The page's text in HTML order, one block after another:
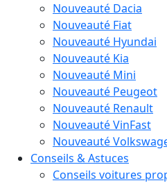
Nouveauté Dacia
Nouveauté Fiat
Nouveauté Hyundai
Nouveauté Kia
Nouveauté Mini
Nouveauté Peugeot
Nouveauté Renault
Nouveauté VinFast
Nouveauté
Conseils & Astuces
Conseils voitures